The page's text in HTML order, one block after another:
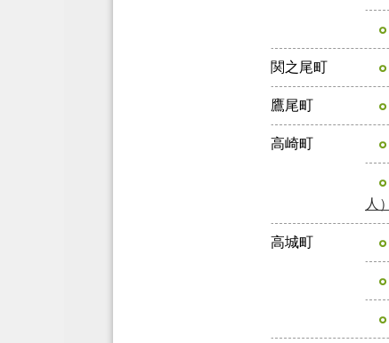
関之尾町
鷹尾町
高崎町
人）
高城町